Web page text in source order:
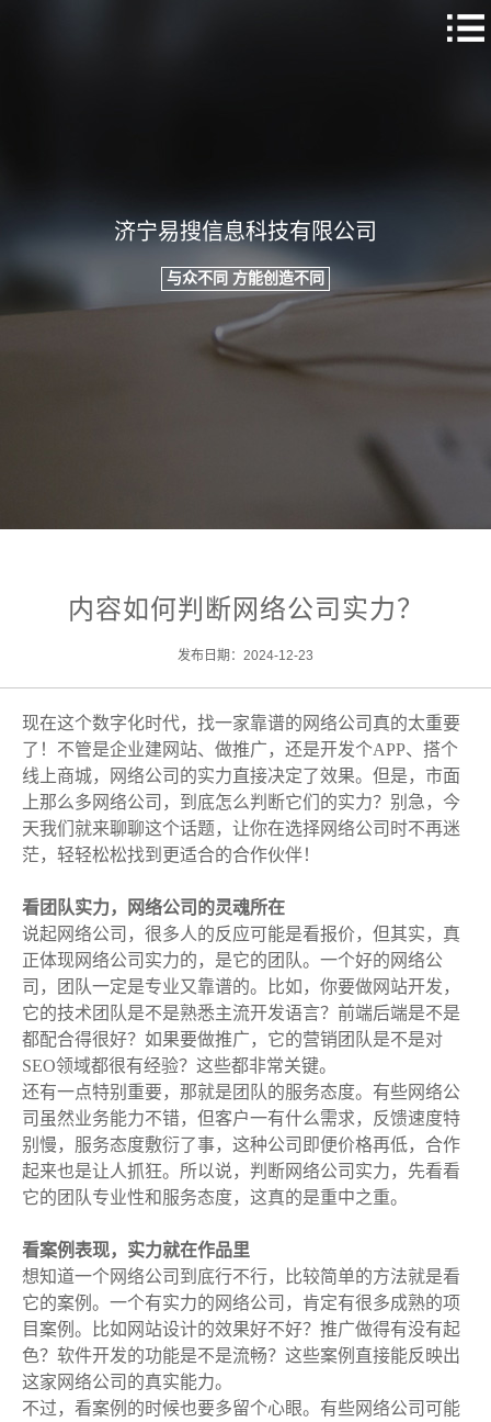
济宁易搜信息科技有限公司
与众不同 方能创造不同
内容如何判断网络公司实力？
发布日期：2024-12-23
现在这个数字化时代，找一家靠谱的网络公司真的太重要
了！不管是企业建网站、做推广，还是开发个APP、搭个
线上商城，网络公司的实力直接决定了效果。但是，市面
上那么多网络公司，到底怎么判断它们的实力？别急，今
天我们就来聊聊这个话题，让你在选择网络公司时不再迷
茫，轻轻松松找到更适合的合作伙伴！
看团队实力， 网络公司 的灵魂所在
说起网络公司，很多人的反应可能是看报价，但其实，真
正体现网络公司实力的，是它的团队。一个好的网络公
司，团队一定是专业又靠谱的。比如，你要做网站开发，
它的技术团队是不是熟悉主流开发语言？前端后端是不是
都配合得很好？如果要做推广，它的营销团队是不是对
SEO领域都很有经验？这些都非常关键。
还有一点特别重要，那就是团队的服务态度。有些网络公
司虽然业务能力不错，但客户一有什么需求，反馈速度特
别慢，服务态度敷衍了事，这种公司即便价格再低，合作
起来也是让人抓狂。所以说，判断网络公司实力，先看看
它的团队专业性和服务态度，这真的是重中之重。
看案例表现，实力就在作品里
想知道一个网络公司到底行不行，比较简单的方法就是看
它的案例。一个有实力的网络公司，肯定有很多成熟的项
目案例。比如网站设计的效果好不好？推广做得有没有起
色？软件开发的功能是不是流畅？这些案例直接能反映出
这家网络公司的真实能力。
不过，看案例的时候也要多留个心眼。有些网络公司可能